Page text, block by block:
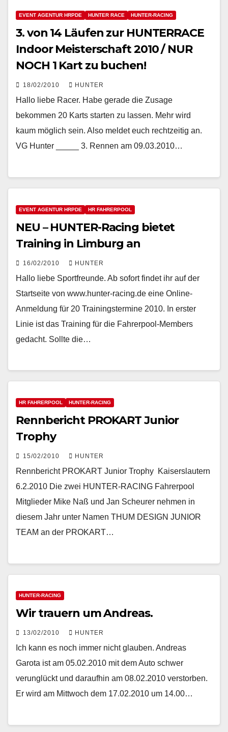
EVENT AGENTUR HRPDE HUNTER RACE HUNTER-RACING
3. von 14 Läufen zur HUNTERRACE
Indoor Meisterschaft 2010 / NUR
NOCH 1 Kart zu buchen!
18/02/2010 HUNTER
Hallo liebe Racer. Habe gerade die Zusage
bekommen 20 Karts starten zu lassen. Mehr wird
kaum möglich sein. Also meldet euch rechtzeitig an.
VG Hunter _____ 3. Rennen am 09.03.2010…
EVENT AGENTUR HRPDE HR FAHRERPOOL
NEU – HUNTER-Racing bietet
Training in Limburg an
16/02/2010 HUNTER
Hallo liebe Sportfreunde. Ab sofort findet ihr auf der
Startseite von www.hunter-racing.de eine Online-
Anmeldung für 20 Trainingstermine 2010. In erster
Linie ist das Training für die Fahrerpool-Members
gedacht. Sollte die…
HR FAHRERPOOL HUNTER-RACING
Rennbericht PROKART Junior
Trophy
15/02/2010 HUNTER
Rennbericht PROKART Junior Trophy  Kaiserslautern
6.2.2010 Die zwei HUNTER-RACING Fahrerpool
Mitglieder Mike Naß und Jan Scheurer nehmen in
diesem Jahr unter Namen THUM DESIGN JUNIOR
TEAM an der PROKART…
HUNTER-RACING
Wir trauern um Andreas.
13/02/2010 HUNTER
Ich kann es noch immer nicht glauben. Andreas
Garota ist am 05.02.2010 mit dem Auto schwer
verunglückt und daraufhin am 08.02.2010 verstorben.
Er wird am Mittwoch dem 17.02.2010 um 14.00…